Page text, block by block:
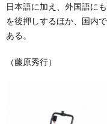
日本語に加え、外国語に
を後押しするほか、国内
ある。
（藤原秀行）